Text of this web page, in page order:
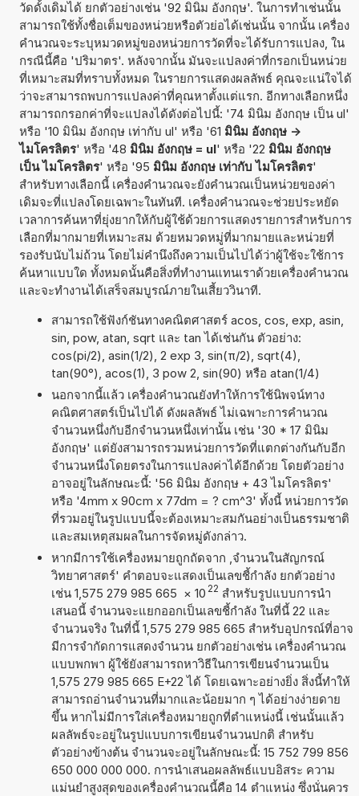
วัดดั้งเดิมได้ ยกตัวอย่างเช่น '92 มินิม อังกฤษ'. ในการทำเช่นนั้น
สามารถใช้ทั้งชื่อเต็มของหน่วยหรือตัวย่อได้เช่นนั้น จากนั้น เครื่อง
คำนวณจะระบุหมวดหมู่ของหน่วยการวัดที่จะได้รับการแปลง, ใน
กรณีนี้คือ 'ปริมาตร'. หลังจากนั้น มันจะแปลงค่าที่กรอกเป็นหน่วย
ที่เหมาะสมที่ทราบทั้งหมด ในรายการแสดงผลลัพธ์ คุณจะแน่ใจได้
ว่าจะสามารถพบการแปลงค่าที่คุณหาตั้งแต่แรก. อีกทางเลือกหนึ่ง
สามารถกรอกค่าที่จะแปลงได้ดังต่อไปนี้: '74 มินิม อังกฤษ เป็น ul'
หรือ '10 มินิม อังกฤษ เท่ากับ ul' หรือ '61 มินิม อังกฤษ ->
ไมโครลิตร' หรือ '48 มินิม อังกฤษ = ul' หรือ '22 มินิม อังกฤษ
เป็น ไมโครลิตร' หรือ '95 มินิม อังกฤษ เท่ากับ ไมโครลิตร'
สำหรับทางเลือกนี้ เครื่องคำนวณจะยังคำนวณเป็นหน่วยของค่า
เดิมจะที่แปลงโดยเฉพาะในทันที. เครื่องคำนวณจะช่วยประหยัด
เวลาการค้นหาที่ยุ่งยากให้กับผู้ใช้ด้วยการแสดงรายการสำหรับการ
เลือกที่มากมายที่เหมาะสม ด้วยหมวดหมู่ที่มากมายและหน่วยที่
รองรับนับไม่ถ้วน โดยไม่คำนึงถึงความเป็นไปได้ว่าผู้ใช้จะใช้การ
ค้นหาแบบใด ทั้งหมดนั้นคือสิ่งที่ทำงานแทนเราด้วยเครื่องคำนวณ
และจะทำงานได้เสร็จสมบูรณ์ภายในเสี้ยววินาที.
สามารถใช้ฟังก์ชันทางคณิตศาสตร์ acos, cos, exp, asin,
sin, pow, atan, sqrt และ tan ได้เช่นกัน ตัวอย่าง:
cos(pi/2), asin(1/2), 2 exp 3, sin(π/2), sqrt(4),
tan(90°), acos(1), 3 pow 2, sin(90) หรือ atan(1/4)
นอกจากนี้แล้ว เครื่องคำนวณยังทำให้การใช้นิพจน์ทาง
คณิตศาสตร์เป็นไปได้ ดังผลลัพธ์ ไม่เฉพาะการคำนวณ
จำนวนหนึ่งกับอีกจำนวนหนึ่งเท่านั้น เช่น '30 * 17 มินิม
อังกฤษ' แต่ยังสามารถรวมหน่วยการวัดที่แตกต่างกันกับอีก
จำนวนหนึ่งโดยตรงในการแปลงค่าได้อีกด้วย โดยตัวอย่าง
อาจอยู่ในลักษณะนี้: '56 มินิม อังกฤษ + 43 ไมโครลิตร'
หรือ '4mm x 90cm x 77dm = ? cm^3' ทั้งนี้ หน่วยการวัด
ที่รวมอยู่ในรูปแบบนี้จะต้องเหมาะสมกันอย่างเป็นธรรมชาติ
และสมเหตุสมผลในการจัดหมู่ดังกล่าว.
หากมีการใช้เครื่องหมายถูกถัดจาก ,จำนวนในสัญกรณ์
วิทยาศาสตร์' คำตอบจะแสดงเป็นเลขชี้กำลัง ยกตัวอย่าง
เช่น 1,575 279 985 665 × 10 22 สำหรับรูปแบบการนำ
เสนอนี้ จำนวนจะแยกออกเป็นเลขชี้กำลัง ในที่นี้ 22 และ
จำนวนจริง ในที่นี้ 1,575 279 985 665 สำหรับอุปกรณ์ที่อาจ
มีการจำกัดการแสดงจำนวน ยกตัวอย่างเช่น เครื่องคำนวณ
แบบพกพา ผู้ใช้ยังสามารถหาวิธีในการเขียนจำนวนเป็น
1,575 279 985 665 E+22 ได้ โดยเฉพาะอย่างยิ่ง สิ่งนี้ทำให้
สามารถอ่านจำนวนที่มากและน้อยมาก ๆ ได้อย่างง่ายดาย
ขึ้น หากไม่มีการใส่เครื่องหมายถูกที่ตำแหน่งนี้ เช่นนั้นแล้ว
ผลลัพธ์จะอยู่ในรูปแบบการเขียนจำนวนปกติ สำหรับ
ตัวอย่างข้างต้น จำนวนจะอยู่ในลักษณะนี้: 15 752 799 856
650 000 000 000. การนำเสนอผลลัพธ์แบบอิสระ ความ
แม่นยำสูงสุดของเครื่องคำนวณนี้คือ 14 ตำแหน่ง ซึ่งนั่นควร